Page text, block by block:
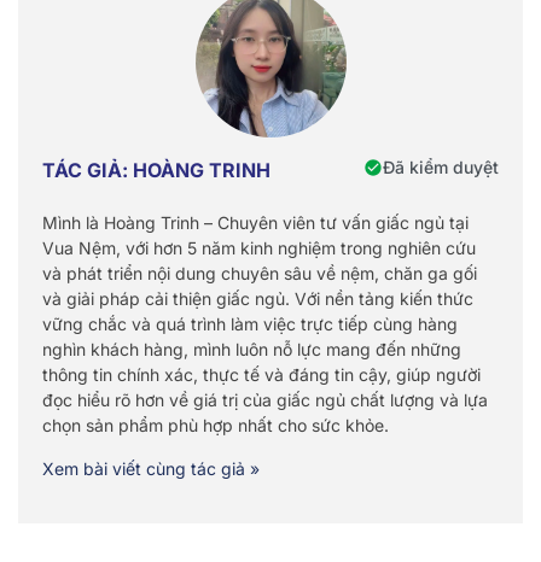
TÁC GIẢ: HOÀNG TRINH Đã kiểm duyệt
Mình là Hoàng Trinh – Chuyên viên tư vấn giấc ngủ tại
Vua Nệm, với hơn 5 năm kinh nghiệm trong nghiên cứu
và phát triển nội dung chuyên sâu về nệm, chăn ga gối
và giải pháp cải thiện giấc ngủ. Với nền tảng kiến thức
vững chắc và quá trình làm việc trực tiếp cùng hàng
nghìn khách hàng, mình luôn nỗ lực mang đến những
thông tin chính xác, thực tế và đáng tin cậy, giúp người
đọc hiểu rõ hơn về giá trị của giấc ngủ chất lượng và lựa
chọn sản phẩm phù hợp nhất cho sức khỏe.
Xem bài viết cùng tác giả »